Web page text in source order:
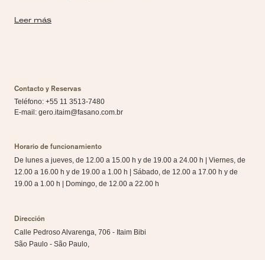
Leer más
Contacto y Reservas
Teléfono: +55 11 3513-7480
E-mail: gero.itaim@fasano.com.br
Horario de funcionamiento
De lunes a jueves, de 12.00 a 15.00 h y de 19.00 a 24.00 h | Viernes, de
12.00 a 16.00 h y de 19.00 a 1.00 h | Sábado, de 12.00 a 17.00 h y de
19.00 a 1.00 h | Domingo, de 12.00 a 22.00 h
Dirección
Calle Pedroso Alvarenga, 706 - Itaim Bibi
São Paulo - São Paulo,